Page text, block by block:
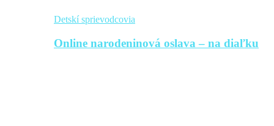
Detskí sprievodcovia
Online narodeninová oslava – na diaľku